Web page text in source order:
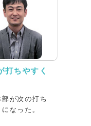
打ちやすく
が次の打ち
なった。